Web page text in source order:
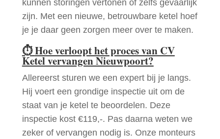
kunnen storingen vertonen of zelfs gevaarlijk
zijn. Met een nieuwe, betrouwbare ketel hoef
je je daar geen zorgen meer over te maken.
⏱Hoe verloopt het proces van CV
Ketel vervangen Nieuwpoort?
Allereerst sturen we een expert bij je langs.
Hij voert een grondige inspectie uit om de
staat van je ketel te beoordelen. Deze
inspectie kost €119,-. Pas daarna weten we
zeker of vervangen nodig is. Onze monteurs